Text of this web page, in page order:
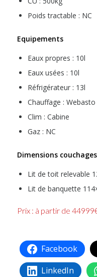
Poids tractable : NC
Equipements
Eaux propres : 10l
Eaux usées : 10l
Réfrigérateur : 13l
Chauffage : Webasto
Clim : Cabine
Gaz : NC
Dimensions couchages
Lit de toit relevable
Lit de banquette
Prix : à partir de
Facebook
LinkedIn